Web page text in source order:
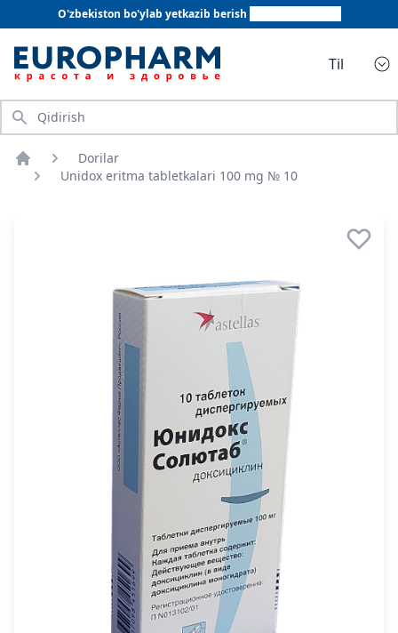
O'zbekiston bo'ylab yetkazib berish
Til
Qidirish
Bosh sahifa
Dorilar
Unidox eritma tabletkalari 100 mg № 10